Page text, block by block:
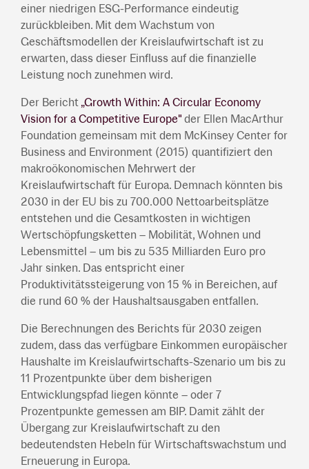
einer niedrigen ESG-Performance eindeutig
zurückbleiben. Mit dem Wachstum von
Geschäftsmodellen der Kreislaufwirtschaft ist zu
erwarten, dass dieser Einfluss auf die finanzielle
Leistung noch zunehmen wird.
Der Bericht „Growth Within: A Circular Economy
Vision for a Competitive Europe" der Ellen MacArthur
Foundation gemeinsam mit dem McKinsey Center for
Business and Environment (2015) quantifiziert den
makroökonomischen Mehrwert der
Kreislaufwirtschaft für Europa. Demnach könnten bis
2030 in der EU bis zu 700.000 Nettoarbeitsplätze
entstehen und die Gesamtkosten in wichtigen
Wertschöpfungsketten – Mobilität, Wohnen und
Lebensmittel – um bis zu 535 Milliarden Euro pro
Jahr sinken. Das entspricht einer
Produktivitätssteigerung von 15 % in Bereichen, auf
die rund 60 % der Haushaltsausgaben entfallen.
Die Berechnungen des Berichts für 2030 zeigen
zudem, dass das verfügbare Einkommen europäischer
Haushalte im Kreislaufwirtschafts-Szenario um bis zu
11 Prozentpunkte über dem bisherigen
Entwicklungspfad liegen könnte – oder 7
Prozentpunkte gemessen am BIP. Damit zählt der
Übergang zur Kreislaufwirtschaft zu den
bedeutendsten Hebeln für Wirtschaftswachstum und
Erneuerung in Europa.